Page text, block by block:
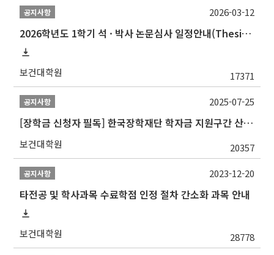
공지사항
2026학년도 1학기 석 · 박사 논문심사 일정안내(Thesis Defense Schedules)
보건대학원 17371
2026-03-12
공지사항
[장학금 신청자 필독] 한국장학재단 학자금 지원구간 산정 권고
보건대학원 20357
2025-07-25
공지사항
타전공 및 학사과목 수료학점 인정 절차 간소화 과목 안내
보건대학원 28778
2023-12-20